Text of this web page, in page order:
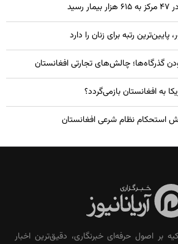
گذرگاه‌ها؛ چالش‌های تجارتی افغانستان
به افغانستان بازمی‌گردد؟
استحکام نظام شرعی افغانستان
بر اصول حرفه‌ای خبرنگاری، دقیق‌ترین اخبار